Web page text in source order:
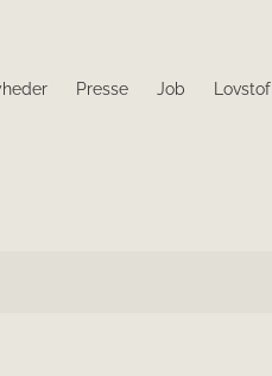
Presse Job Lovstof